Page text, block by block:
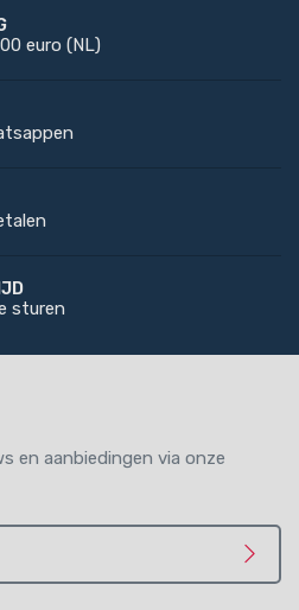
euro (NL)
sturen
en aanbiedingen via onze
Meld